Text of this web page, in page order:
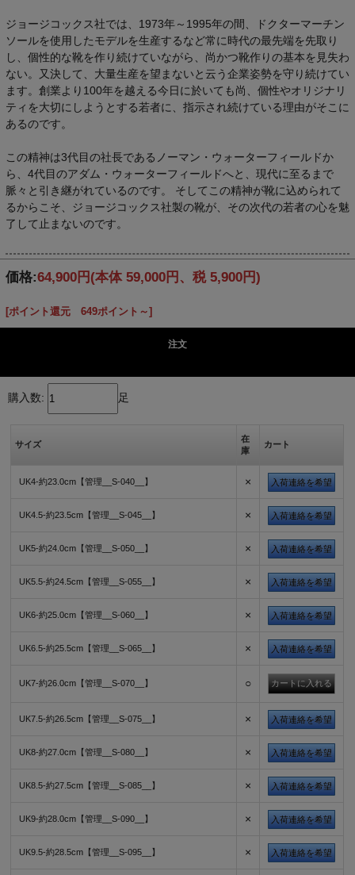
ジョージコックス社では、1973年～1995年の間、ドクターマーチン
ソールを使用したモデルを生産するなど常に時代の最先端を先取り
し、個性的な靴を作り続けていながら、尚かつ靴作りの基本を見失わ
ない。又決して、大量生産を望まないと云う企業姿勢を守り続けてい
ます。創業より100年を越える今日に於いても尚、個性やオリジナリ
ティを大切にしようとする若者に、指示され続けている理由がそこに
あるのです。
この精神は3代目の社長であるノーマン・ウォーターフィールドか
ら、4代目のアダム・ウォーターフィールドへと、現代に至るまで
脈々と引き継がれているのです。 そしてこの精神が靴に込められて
るからこそ、ジョージコックス社製の靴が、その次代の若者の心を魅
了して止まないのです。
価格:64,900円 (本体 59,000円、税 5,900円)
[ポイント還元 649ポイント～]
注文
購入数: 足
サイズ
在
庫
カート
UK4-約23.0cm【管理__S-040__】 × 入荷連絡を希望
UK4.5-約23.5cm【管理__S-045__】 × 入荷連絡を希望
UK5-約24.0cm【管理__S-050__】 × 入荷連絡を希望
UK5.5-約24.5cm【管理__S-055__】 × 入荷連絡を希望
UK6-約25.0cm【管理__S-060__】 × 入荷連絡を希望
UK6.5-約25.5cm【管理__S-065__】 × 入荷連絡を希望
UK7-約26.0cm【管理__S-070__】 ○
UK7.5-約26.5cm【管理__S-075__】 × 入荷連絡を希望
UK8-約27.0cm【管理__S-080__】 × 入荷連絡を希望
UK8.5-約27.5cm【管理__S-085__】 × 入荷連絡を希望
UK9-約28.0cm【管理__S-090__】 × 入荷連絡を希望
UK9.5-約28.5cm【管理__S-095__】 × 入荷連絡を希望